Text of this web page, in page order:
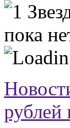
пока
рублей